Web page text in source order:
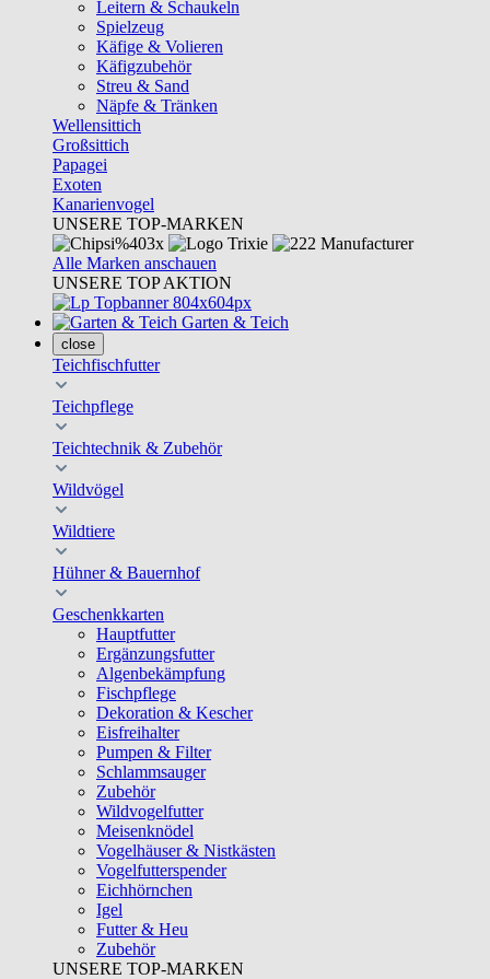
Leitern & Schaukeln
Spielzeug
Käfige & Volieren
Käfigzubehör
Streu & Sand
Näpfe & Tränken
Wellensittich
Großsittich
Papagei
Exoten
Kanarienvogel
UNSERE TOP-MARKEN
Alle Marken anschauen
UNSERE TOP AKTION
Garten & Teich
close
Teichfischfutter
Teichpflege
Teichtechnik & Zubehör
Wildvögel
Wildtiere
Hühner & Bauernhof
Geschenkkarten
Hauptfutter
Ergänzungsfutter
Algenbekämpfung
Fischpflege
Dekoration & Kescher
Eisfreihalter
Pumpen & Filter
Schlammsauger
Zubehör
Wildvogelfutter
Meisenknödel
Vogelhäuser & Nistkästen
Vogelfutterspender
Eichhörnchen
Igel
Futter & Heu
Zubehör
UNSERE TOP-MARKEN